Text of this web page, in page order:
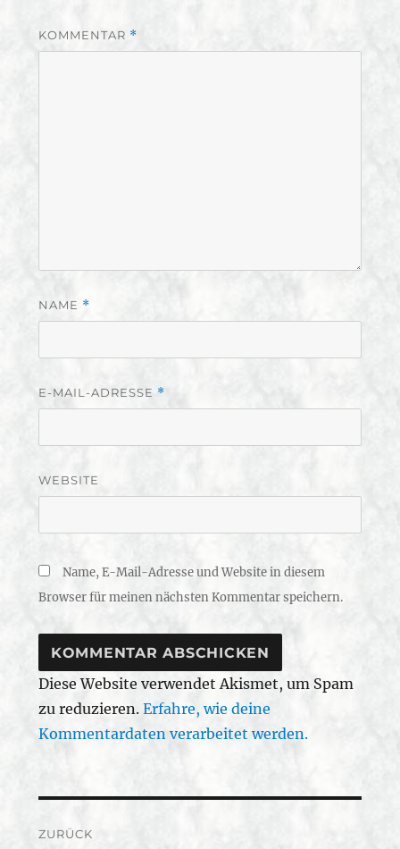
KOMMENTAR *
NAME *
E-MAIL-ADRESSE *
WEBSITE
Name, E-Mail-Adresse und Website in diesem
Browser für meinen nächsten Kommentar speichern.
Diese Website verwendet Akismet, um Spam
zu reduzieren. Erfahre, wie deine
Kommentardaten verarbeitet werden.
ZURÜCK